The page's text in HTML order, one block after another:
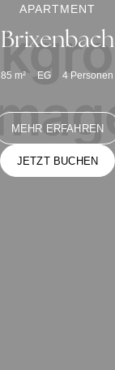
APARTMENT
Brixenbach
85 m² EG 4 Personen
MEHR ERFAHREN
JETZT BUCHEN